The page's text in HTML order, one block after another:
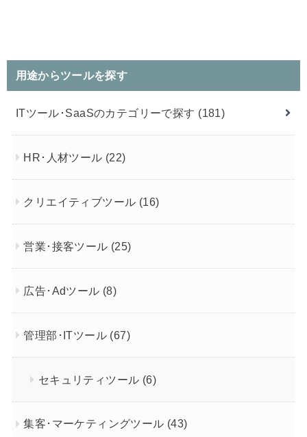
用途からツールを探す
ITツール･SaaSのカテゴリーで探す (181)
HR･人材ツール (22)
クリエイティブツール (16)
営業･接客ツール (25)
広告･Adツール (8)
管理部･ITツール (67)
セキュリティツール (6)
集客･マーケティングツール (43)